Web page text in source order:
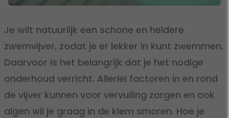
Je wilt natuurlijk een schone en heldere
zwemvijver, zodat je er lekker in kunt zwemmen.
Daarvoor is het belangrijk dat je het nodige
onderhoud verricht. Allerlei factoren in en rond
de vijver kunnen voor vervuiling zorgen en ook
algen wil je graag in de kiem smoren. Hoe je